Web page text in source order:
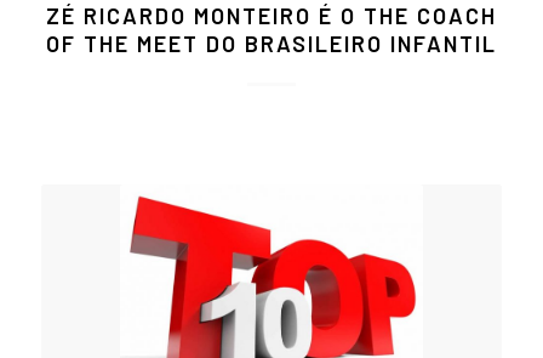
ZÉ RICARDO MONTEIRO É O THE COACH
OF THE MEET DO BRASILEIRO INFANTIL